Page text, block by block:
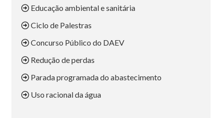
Educação ambiental e sanitária
Ciclo de Palestras
Concurso Público do DAEV
Redução de perdas
Parada programada do abastecimento
Uso racional da água